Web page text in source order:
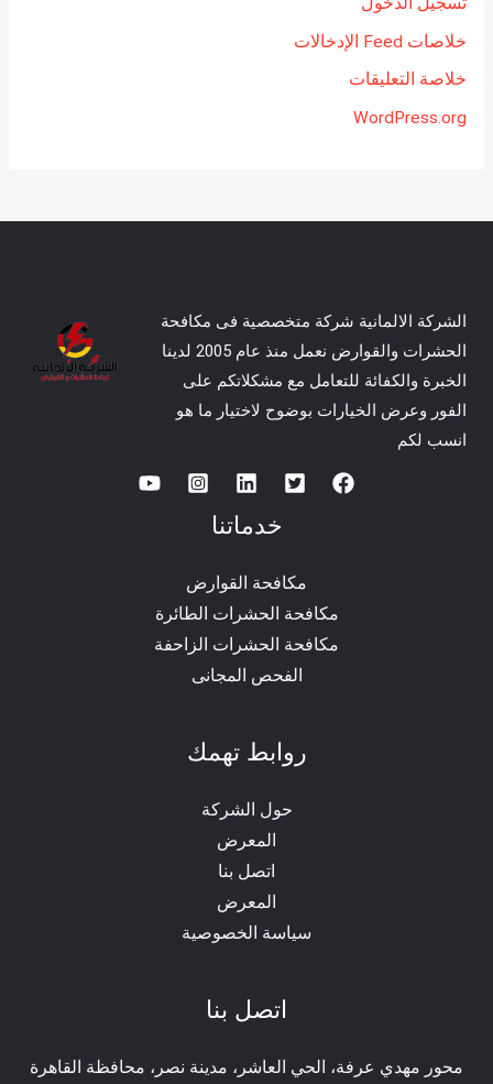
خلاصات Feed الإدخالات
خلاصة التعليقات
WordPress.org
الشركة الالمانية شركة متخصصية فى مكافحة
الحشرات والقوارض نعمل منذ عام 2005 لدينا
الخبرة والكفائة للتعامل مع مشكلاتكم على
الفور وعرض الخيارات بوضوح لاختيار ما هو
انسب لكم
خدماتنا
مكافحة القوارض
مكافحة الحشرات الطائرة
مكافحة الحشرات الزاحفة
الفحص المجانى
روابط تهمك
حول الشركة
المعرض
اتصل بنا
المعرض
سياسة الخصوصية
اتصل بنا
محور مهدي عرفة، الحي العاشر، مدينة نصر، محافظة القاهرة‬